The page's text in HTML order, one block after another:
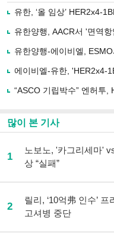
유한, ‘올 임상’ HER2x4-
유한양행, AACR서 '면역
유한양행-에이비엘,
에이비엘-유한, 'HER2x4-
“ASCO 기립박수” 엔허투,
많이 본 기사
1
노보노, '카그리세마'
상 “실패”
2
릴리, ‘10억弗 인수’
고셔병 중단